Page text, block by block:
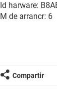
Id harware:
M de arrancr: 6
Compartir